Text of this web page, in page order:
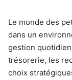
Le monde des
dans un
gestion
trésorerie, les
choix